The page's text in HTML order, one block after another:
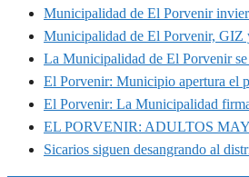
Municipalidad de El Porvenir
Municipalidad de El Porvenir, GIZ
La Municipalidad de El Porvenir
El Porvenir: Municipio apertura el
El Porvenir: La Municipalidad
EL PORVENIR: ADULTOS
Sicarios siguen desangrando al